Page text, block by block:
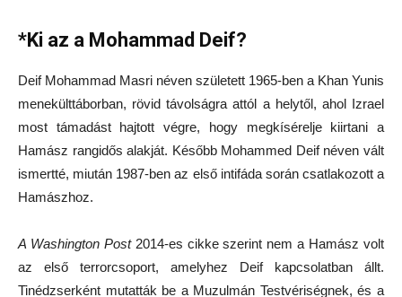
*Ki az a Mohammad Deif?
Deif Mohammad Masri néven született 1965-ben a Khan Yunis
menekülttáborban, rövid távolságra attól a helytől, ahol Izrael
most támadást hajtott végre, hogy megkísérelje kiirtani a
Hamász rangidős alakját. Később Mohammed Deif néven vált
ismertté, miután 1987-ben az első intifáda során csatlakozott a
Hamászhoz.
A Washington Post2014-es cikke szerint nem a Hamász volt
az első terrorcsoport, amelyhez Deif kapcsolatban állt.
Tinédzserként mutatták be a Muzulmán Testvériségnek, és a